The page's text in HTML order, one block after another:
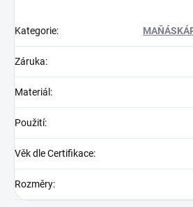
Kategorie:
Záruka:
Materiál :
Použití:
Věk dle Certifikace:
Rozměry: